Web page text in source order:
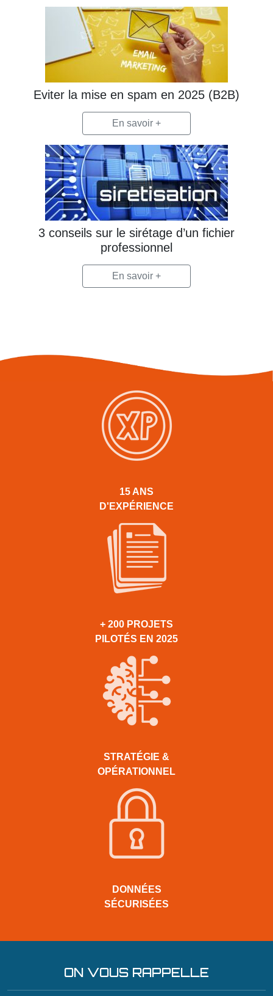
Eviter la mise en spam en 2025 (B2B)
En savoir +
3 conseils sur le sirétage d’un fichier
professionnel
En savoir +
15 ANS
D'EXPÉRIENCE
+ 200 PROJETS
PILOTÉS EN 2025
STRATÉGIE &
OPÉRATIONNEL
DONNÉES
SÉCURISÉES
ON VOUS RAPPELLE